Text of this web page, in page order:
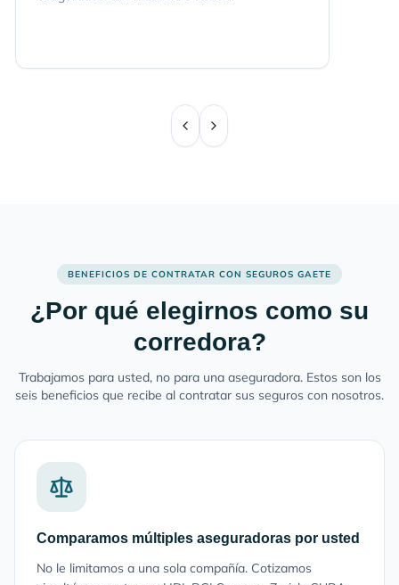
BENEFICIOS DE CONTRATAR CON SEGUROS GAETE
¿Por qué elegirnos como su
corredora?
Trabajamos para usted, no para una aseguradora. Estos son los
seis beneficios que recibe al contratar sus seguros con nosotros.
Comparamos múltiples aseguradoras por usted
No le limitamos a una sola compañía. Cotizamos